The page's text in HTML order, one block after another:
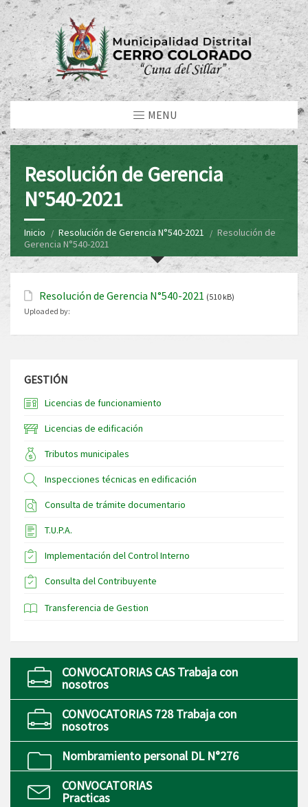
MENU
Resolución de Gerencia
N°540-2021
Inicio Resolución de Gerencia N°540-2021
Resolución de
Gerencia N°540-2021
Resolución de Gerencia N°540-2021 (510 kB)
Uploaded by:
GESTIÓN
Licencias de funcionamiento
Licencias de edificación
Tributos municipales
Inspecciones técnicas en edificación
Consulta de trámite documentario
T.U.P.A.
Implementación del Control Interno
Consulta del Contribuyente
Transferencia de Gestion
CONVOCATORIAS CAS Trabaja con
nosotros
CONVOCATORIAS 728 Trabaja con
nosotros
Nombramiento personal DL N°276
CONVOCATORIAS
Practicas